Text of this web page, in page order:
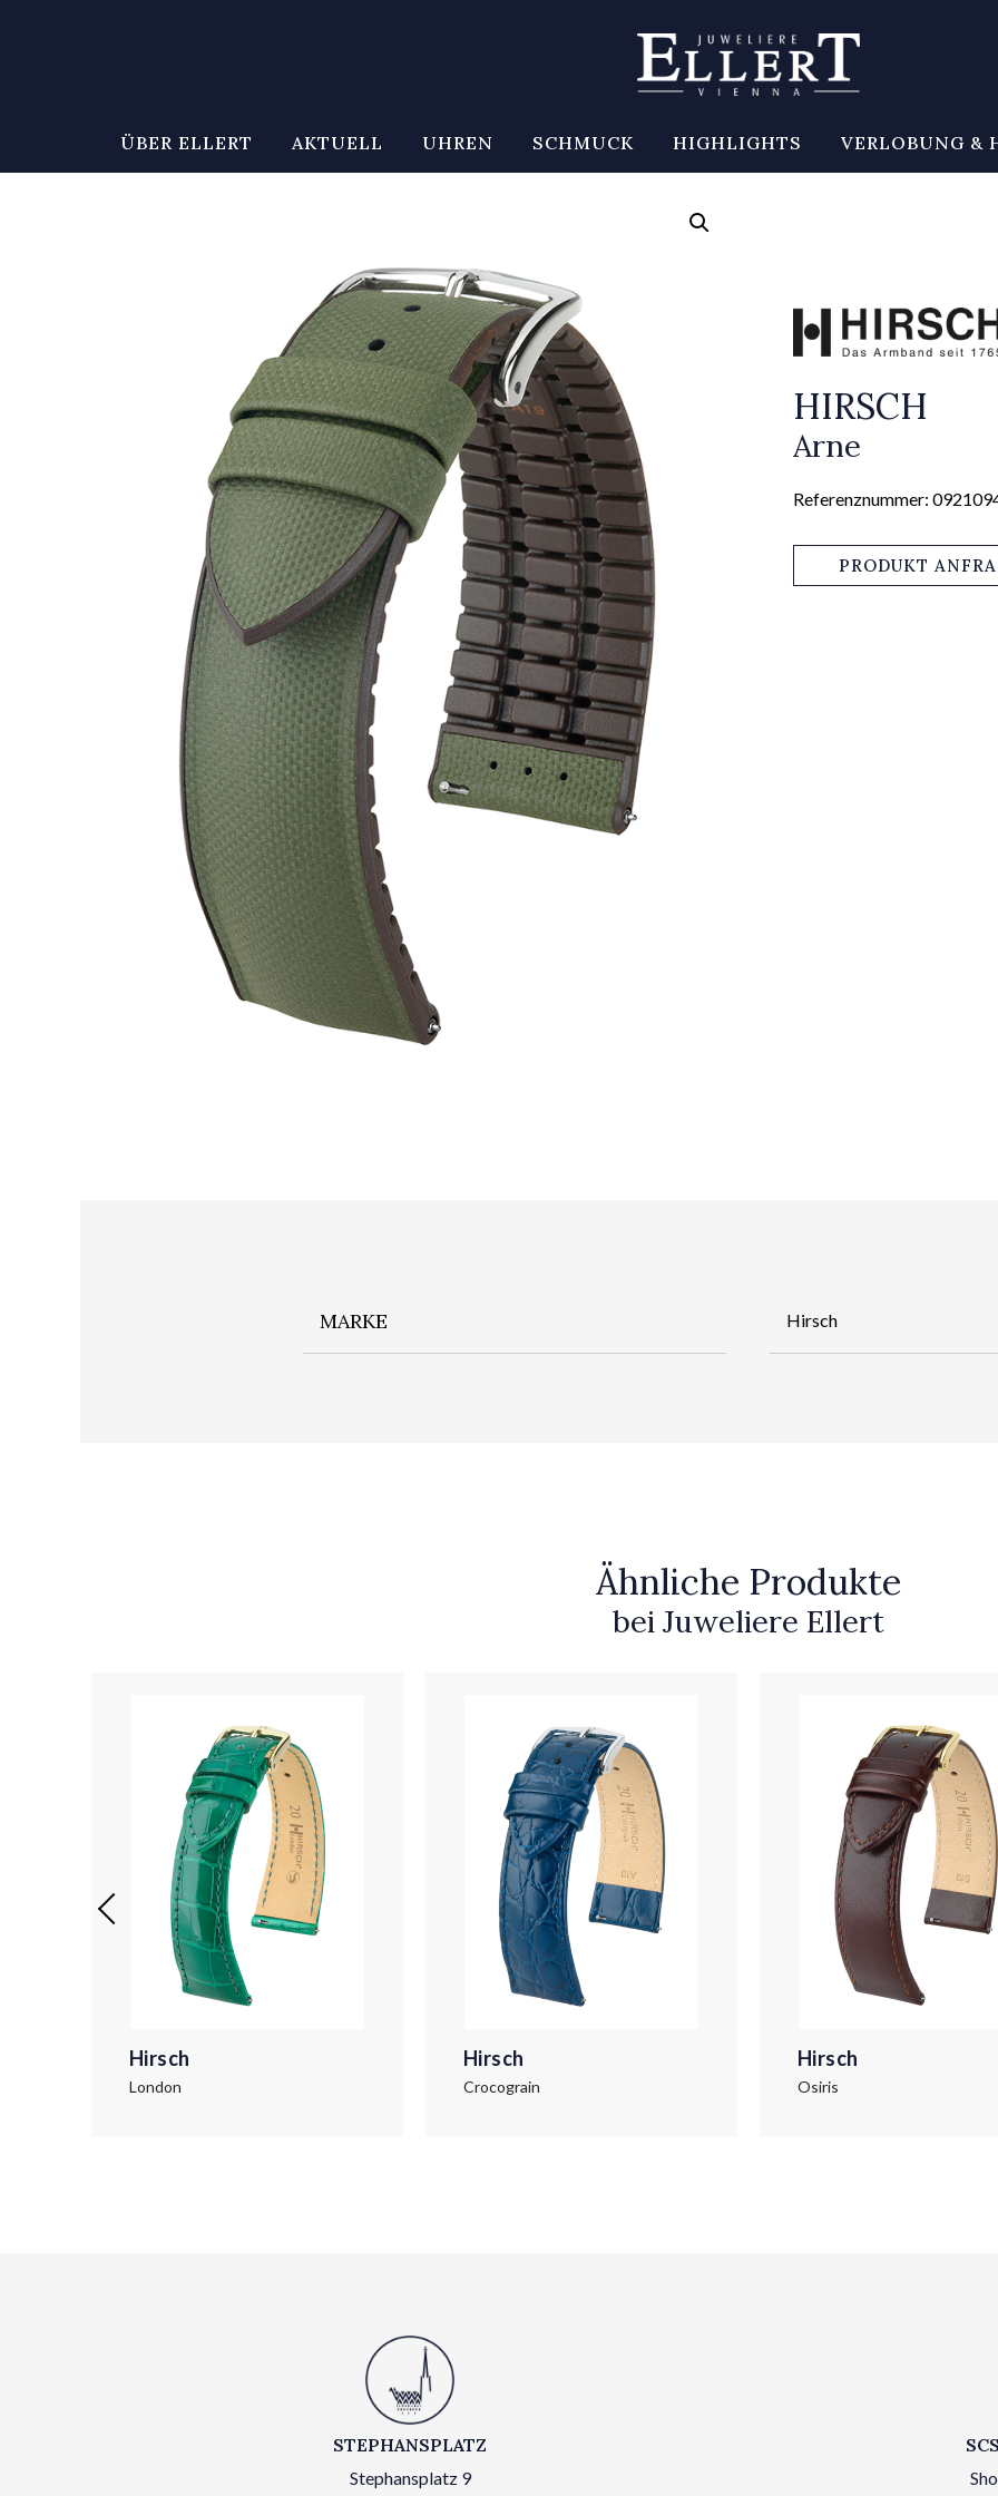
ÜBER ELLERT AKTUELL UHREN SCHMUCK HIGHLIGHTS VERLOBUNG &
HIRSCH
Arne
Referenznummer:
PRODUKT
MARKE Hirsch
Ähnliche Produkte
bei Juweliere Ellert
Hirsch
London
Hirsch
Crocograin
Hirsch
Osiris
STEPHANSPLATZ
Stephansplatz 9